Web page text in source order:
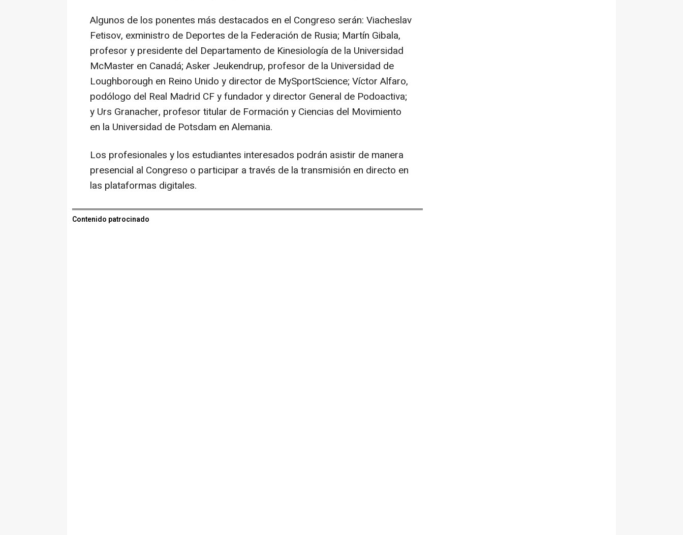
Algunos de los ponentes más destacados en el Congreso serán: Viacheslav
Fetisov, exministro de Deportes de la Federación de Rusia; Martín Gibala,
profesor y presidente del Departamento de Kinesiología de la Universidad
McMaster en Canadá; Asker Jeukendrup, profesor de la Universidad de
Loughborough en Reino Unido y director de MySportScience; Víctor Alfaro,
podólogo del Real Madrid CF y fundador y director General de Podoactiva;
y Urs Granacher, profesor titular de Formación y Ciencias del Movimiento
en la Universidad de Potsdam en Alemania.
Los profesionales y los estudiantes interesados podrán asistir de manera
presencial al Congreso o participar a través de la transmisión en directo en
las plataformas digitales.
Contenido patrocinado